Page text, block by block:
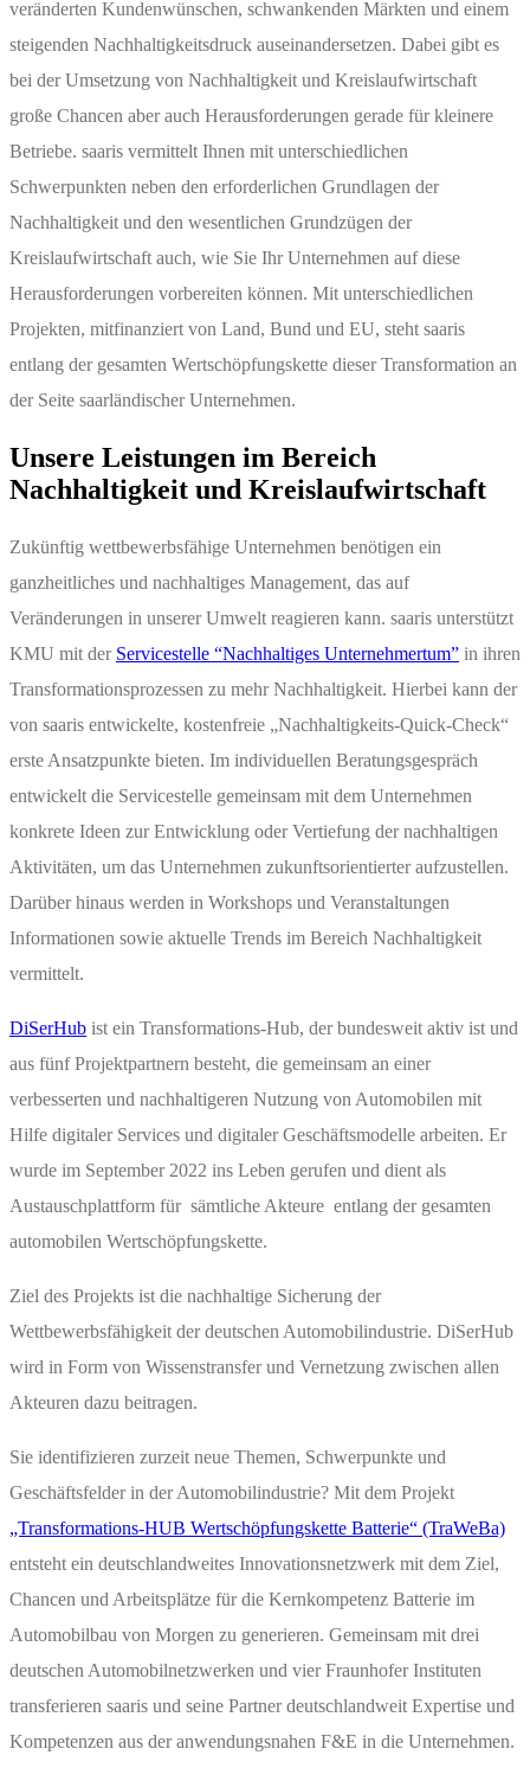
veränderten Kundenwünschen, schwankenden Märkten und einem
steigenden Nachhaltigkeitsdruck auseinandersetzen. Dabei gibt es
bei der Umsetzung von Nachhaltigkeit und Kreislaufwirtschaft
große Chancen aber auch Herausforderungen gerade für kleinere
Betriebe. saaris vermittelt Ihnen mit unterschiedlichen
Schwerpunkten neben den erforderlichen Grundlagen der
Nachhaltigkeit und den wesentlichen Grundzügen der
Kreislaufwirtschaft auch, wie Sie Ihr Unternehmen auf diese
Herausforderungen vorbereiten können. Mit unterschiedlichen
Projekten, mitfinanziert von Land, Bund und EU, steht saaris
entlang der gesamten Wertschöpfungskette dieser Transformation an
der Seite saarländischer Unternehmen.
Unsere Leistungen im Bereich
Nachhaltigkeit und Kreislaufwirtschaft
Zukünftig wettbewerbsfähige Unternehmen benötigen ein
ganzheitliches und nachhaltiges Management, das auf
Veränderungen in unserer Umwelt reagieren kann. saaris unterstützt
KMU mit der Servicestelle “Nachhaltiges Unternehmertum” in ihren
Transformationsprozessen zu mehr Nachhaltigkeit. Hierbei kann der
von saaris entwickelte, kostenfreie „Nachhaltigkeits-Quick-Check“
erste Ansatzpunkte bieten. Im individuellen Beratungsgespräch
entwickelt die Servicestelle gemeinsam mit dem Unternehmen
konkrete Ideen zur Entwicklung oder Vertiefung der nachhaltigen
Aktivitäten, um das Unternehmen zukunftsorientierter aufzustellen.
Darüber hinaus werden in Workshops und Veranstaltungen
Informationen sowie aktuelle Trends im Bereich Nachhaltigkeit
vermittelt.
DiSerHub ist ein Transformations-Hub, der bundesweit aktiv ist und
aus fünf Projektpartnern besteht, die gemeinsam an einer
verbesserten und nachhaltigeren Nutzung von Automobilen mit
Hilfe digitaler Services und digitaler Geschäftsmodelle arbeiten. Er
wurde im September 2022 ins Leben gerufen und dient als
Austauschplattform für sämtliche Akteure entlang der gesamten
automobilen Wertschöpfungskette.
Ziel des Projekts ist die nachhaltige Sicherung der
Wettbewerbsfähigkeit der deutschen Automobilindustrie. DiSerHub
wird in Form von Wissenstransfer und Vernetzung zwischen allen
Akteuren dazu beitragen.
Sie identifizieren zurzeit neue Themen, Schwerpunkte und
Geschäftsfelder in der Automobilindustrie? Mit dem Projekt
„Transformations-HUB Wertschöpfungskette Batterie“ (TraWeBa)
entsteht ein deutschlandweites Innovationsnetzwerk mit dem Ziel,
Chancen und Arbeitsplätze für die Kernkompetenz Batterie im
Automobilbau von Morgen zu generieren. Gemeinsam mit drei
deutschen Automobilnetzwerken und vier Fraunhofer Instituten
transferieren saaris und seine Partner deutschlandweit Expertise und
Kompetenzen aus der anwendungsnahen F&E in die Unternehmen.